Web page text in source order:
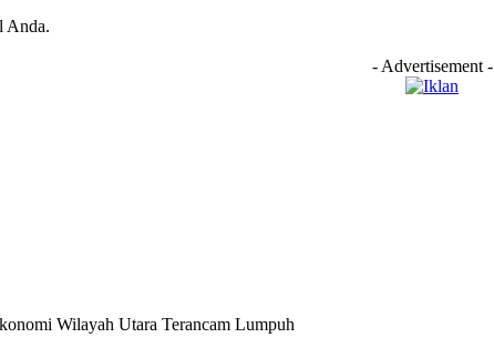
Anda.
- Advertisement -
Wilayah Utara Terancam Lumpuh